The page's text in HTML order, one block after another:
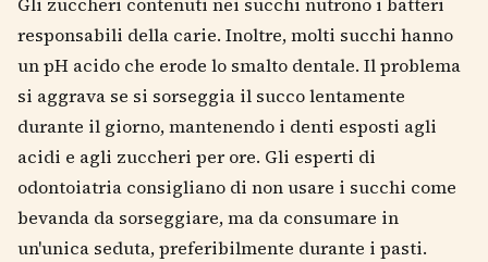
responsabili della carie. Inoltre, molti succhi hanno
un pH acido che erode lo smalto dentale. Il problema
si aggrava se si sorseggia il succo lentamente
durante il giorno, mantenendo i denti esposti agli
acidi e agli zuccheri per ore. Gli esperti di
odontoiatria consigliano di non usare i succhi come
bevanda da sorseggiare, ma da consumare in
un'unica seduta, preferibilmente durante i pasti.